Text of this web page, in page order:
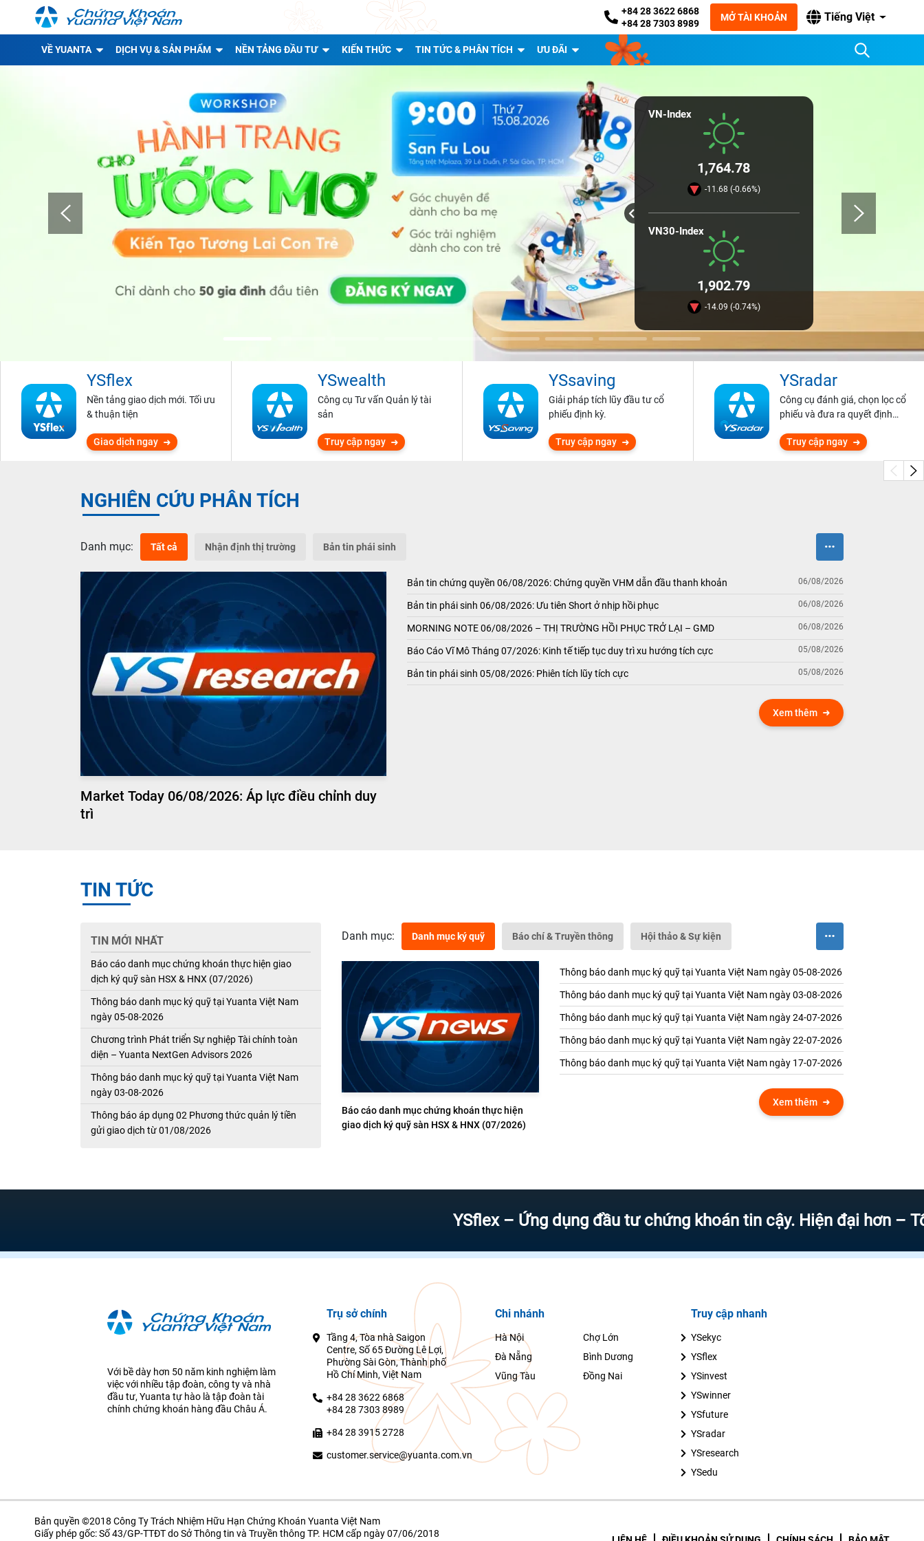
+84 28 3622 6868
+84 28 7303 8989
MỞ TÀI KHOẢN Tiếng Việt
VỀ YUANTA DỊCH VỤ & SẢN PHẨM NỀN TẢNG ĐẦU TƯ KIẾN THỨC TIN TỨC & PHÂN TÍCH ƯU ĐÃI
VN-Index
1,764.78
-11.68 (-0.66%)
VN30-Index
1,902.79
-14.09 (-0.74%)
YSflex
Nền tảng giao dịch mới. Tối ưu
& thuận tiện
Giao dịch ngay
YSwealth
Công cụ Tư vấn Quản lý tài
sản
Truy cập ngay
YSsaving
Giải pháp tích lũy đầu tư cổ
phiếu định kỳ.
Truy cập ngay
YSradar
Công cụ đánh giá, chọn lọc cổ
phiếu và đưa ra quyết định
Truy cập ngay
NGHIÊN CỨU PHÂN TÍCH
Danh mục: Tất cả Nhận định thị trường Bản tin phái sinh
Market Today 06/08/2026: Áp lực điều chỉnh duy
trì
Bản tin chứng quyền 06/08/2026: Chứng quyền VHM dẫn đầu thanh khoản 06/08/2026
Bản tin phái sinh 06/08/2026: Ưu tiên Short ở nhịp hồi phục 06/08/2026
MORNING NOTE 06/08/2026 – THỊ TRƯỜNG HỒI PHỤC TRỞ LẠI – GMD 06/08/2026
Báo Cáo Vĩ Mô Tháng 07/2026: Kinh tế tiếp tục duy trì xu hướng tích cực 05/08/2026
Bản tin phái sinh 05/08/2026: Phiên tích lũy tích cực 05/08/2026
Xem thêm
TIN TỨC
TIN MỚI NHẤT
Báo cáo danh mục chứng khoán thực hiện giao
dịch ký quỹ sàn HSX & HNX (07/2026)
Thông báo danh mục ký quỹ tại Yuanta Việt Nam
ngày 05-08-2026
Chương trình Phát triển Sự nghiệp Tài chính toàn
diện – Yuanta NextGen Advisors 2026
Thông báo danh mục ký quỹ tại Yuanta Việt Nam
ngày 03-08-2026
Thông báo áp dụng 02 Phương thức quản lý tiền
gửi giao dịch từ 01/08/2026
Danh mục: Danh mục ký quỹ Báo chí & Truyền thông Hội thảo & Sự kiện
Báo cáo danh mục chứng khoán thực hiện
giao dịch ký quỹ sàn HSX & HNX (07/2026)
Thông báo danh mục ký quỹ tại Yuanta Việt Nam ngày 05-08-2026
Thông báo danh mục ký quỹ tại Yuanta Việt Nam ngày 03-08-2026
Thông báo danh mục ký quỹ tại Yuanta Việt Nam ngày 24-07-2026
Thông báo danh mục ký quỹ tại Yuanta Việt Nam ngày 22-07-2026
Thông báo danh mục ký quỹ tại Yuanta Việt Nam ngày 17-07-2026
Xem thêm
YSflex – Ứng dụng đầu tư chứng khoán tin cậy. Hiện đại hơn – Tốc
Với bề dày hơn 50 năm kinh nghiệm làm
việc với nhiều tập đoàn, công ty và nhà
đầu tư, Yuanta tự hào là tập đoàn tài
chính chứng khoán hàng đầu Châu Á.
Trụ sở chính
Tầng 4, Tòa nhà Saigon
Centre, Số 65 Đường Lê Lợi,
Phường Sài Gòn, Thành phố
Hồ Chí Minh, Việt Nam
+84 28 3622 6868
+84 28 7303 8989
+84 28 3915 2728
customer.service@yuanta.com.vn
Chi nhánh
Hà Nội
Chợ Lớn
Đà Nẵng
Bình Dương
Vũng Tàu
Đồng Nai
Truy cập nhanh
YSekyc
YSflex
YSinvest
YSwinner
YSfuture
YSradar
YSresearch
YSedu
Bản quyền ©2018 Công Ty Trách Nhiệm Hữu Hạn Chứng Khoán Yuanta Việt Nam
Giấy phép gốc: Số 43/GP-TTĐT do Sở Thông tin và Truyền thông TP. HCM cấp ngày 07/06/2018